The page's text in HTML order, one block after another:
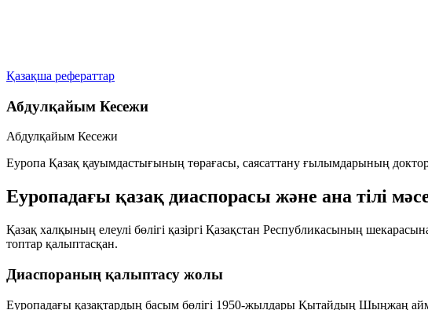
Қазақша рефераттар
Абдулқайым Кесежи
Абдулқайым Кесежи
Еуропа Қазақ қауымдастығының төрағасы, саясаттану ғылымдарының
Еуропадағы қазақ диаспорасы және ана тілі
Қазақ халқының елеулі бөлігі қазіргі Қазақстан Республикасының
топтар қалыптасқан.
Диаспораның қалыптасу жолы
Еуропадағы қазақтардың басым бөлігі 1950-жылдары Қытайдың Шыңжаң